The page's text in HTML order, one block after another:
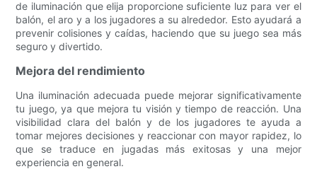
de iluminación que elija proporcione suficiente luz para ver el
balón, el aro y a los jugadores a su alrededor. Esto ayudará a
prevenir colisiones y caídas, haciendo que su juego sea más
seguro y divertido.
Mejora del rendimiento
Una iluminación adecuada puede mejorar significativamente
tu juego, ya que mejora tu visión y tiempo de reacción. Una
visibilidad clara del balón y de los jugadores te ayuda a
tomar mejores decisiones y reaccionar con mayor rapidez, lo
que se traduce en jugadas más exitosas y una mejor
experiencia en general.